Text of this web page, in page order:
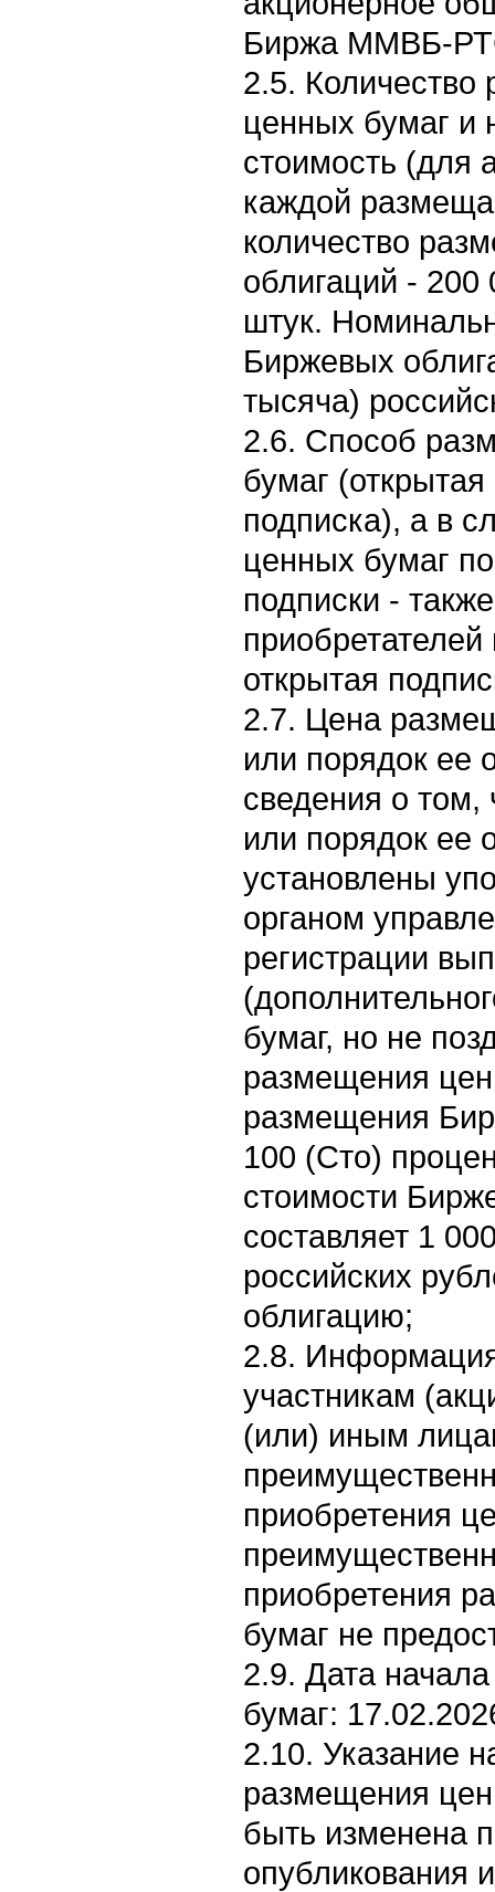
Биржа ММВБ-
2.5.
ценных бумаг и
стоимость (для
каждой
количество
облигаций - 200
штук.
Биржевых
тысяча)
2.6. Способ
бумаг
подписка), а в
ценных бумаг
подписки -
открытая
2.7. Цена
или порядок ее
сведения о том,
или порядок ее
установлены
органом
регистрации
бумаг, но не
размещения
размещения
100 (Сто)
стоимости
составляет 1
российских
облигацию;
2.8.
участникам
(или) иным
приобретения
приобретения
бумаг не
2.9. Дата
бумаг:
2.10. Указание
размещения
быть изменена
опубликования